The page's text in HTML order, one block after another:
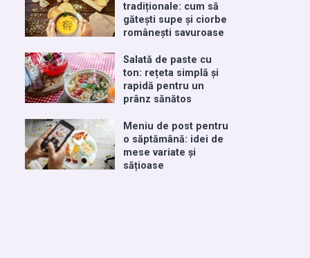
tradiționale: cum să
gătești supe și ciorbe
românești savuroase
Salată de paste cu
ton: rețeta simplă și
rapidă pentru un
prânz sănătos
Meniu de post pentru
o săptămână: idei de
mese variate și
sățioase